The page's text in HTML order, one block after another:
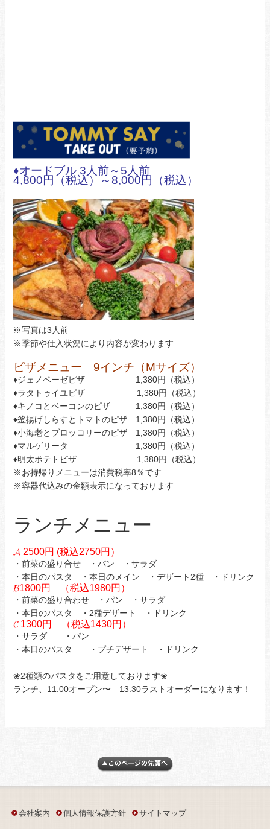
♦オードブル 3人前～5人前
4,800円（税込）～8,000円（税込）
※写真は3人前
※季節や仕入状況により内容が変わります
ピザメニュー 9インチ（Mサイズ）
♦ジェノベーゼピザ 1,380円（税込）
♦ラタトゥイユピザ 1,380円（税込）
♦キノコとベーコンのピザ 1,380円（税込）
♦釜揚げしらすとトマトのピザ 1,380円（税込）
♦小海老とブロッコリーのピザ 1,380円（税込）
♦マルゲリータ 1,380円（税込）
♦明太ポテトピザ 1,380円（税込）
※お持帰りメニューは消費税率8％です
※容器代込みの金額表示になっております
ランチメニュー
𝓐 2500円 (税込2750円）
・前菜の盛り合せ ・パン ・サラダ
・本日のパスタ ・本日のメイン ・デザート2種 ・ドリンク
𝓑1800円 （税込1980円）
・前菜の盛り合わせ ・パン ・サラダ
・本日のパスタ ・2種デザート ・ドリンク
𝓒 1300円 （税込1430円）
・サラダ ・パン
・本日のパスタ ・プチデザート ・ドリンク
❀2種類のパスタをご用意しております❀
ランチ、11:00オープン〜 13:30ラストオーダーになります！
会社案内 個人情報保護方針 サイトマップ